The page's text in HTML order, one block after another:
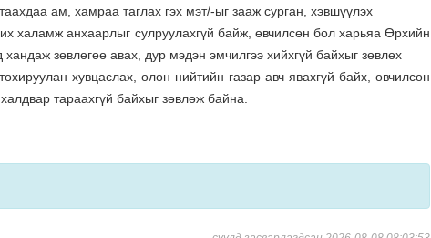
ам, хамраа таглах гэх мэт/-ыг зааж сурган, хэвшүүлэх
халамж анхаарлыг сулруулахгүй байж, өвчилсөн бол харьяа Өрхийн
зөвлөгөө авах, дур мэдэн эмчилгээ хийхгүй байхыг зөвлөх
хувцаслах, олон нийтийн газар авч явахгүй байх, өвчилсөн
тараахгүй байхыг зөвлөж байна.